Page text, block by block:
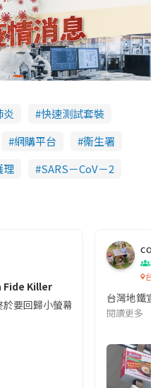
炎
快速測試套裝
網購平台
衞生署
理 SARS－CoV－2
Fide Killer
要回歸小螢幕啦!這次的劇本改編
co
吹
台灣
台灣地鐵宣
閱讀更多